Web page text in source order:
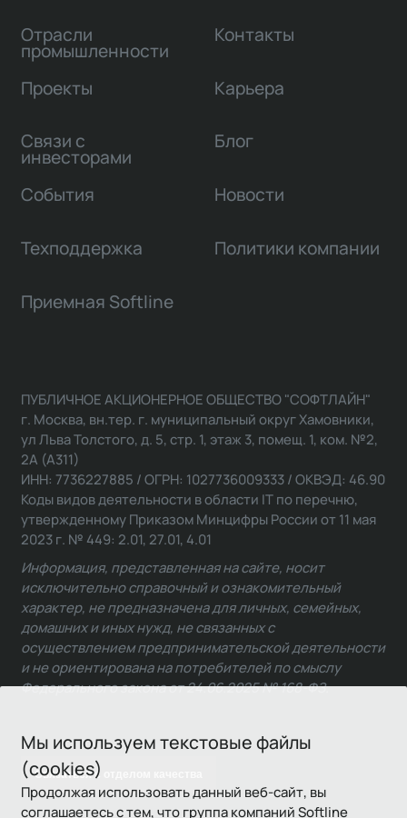
Мы используем текстовые файлы
(cookies)
Продолжая использовать данный веб-сайт, вы
соглашаетесь с тем, что группа компаний Softline
Отрасли
промышленности
Проекты
Связи с
инвесторами
Контакты
Карьера
Блог
События Новости
Техподдержка Политики компании
Приемная Softline
Связаться с отделом качества
ПУБЛИЧНОЕ АКЦИОНЕРНОЕ ОБЩЕСТВО "СОФТЛАЙН"
г. Москва, вн.тер. г. муниципальный округ Хамовники,
ул Льва Толстого, д. 5, стр. 1, этаж 3, помещ. 1, ком. №2,
2А (А311)
ИНН: 7736227885 / ОГРН: 1027736009333 / ОКВЭД: 46.90
Коды видов деятельности в области IT по перечню,
утвержденному Приказом Минцифры России от 11 мая
2023 г. № 449: 2.01, 27.01, 4.01
Информация, представленная на сайте, носит
исключительно справочный и ознакомительный
характер, не предназначена для личных, семейных,
домашних и иных нужд, не связанных с
осуществлением предпринимательской деятельности
и не ориентирована на потребителей по смыслу
Федерального закона от 24.06.2025 № 168-ФЗ.